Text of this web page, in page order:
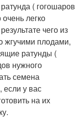
( гогошаров
легко
чего из
жгучими плодами,
ратунды (
нужного
семена
если у вас
на их